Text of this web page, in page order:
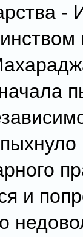
-
и